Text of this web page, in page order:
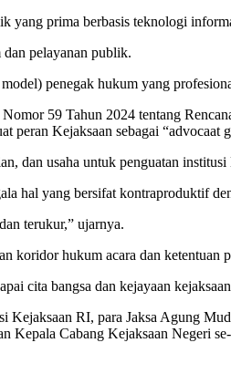
yang prima berbasis teknologi
pelayanan publik.
penegak hukum yang
59 Tahun 2024 tentang
peran Kejaksaan sebagai “advocaat
dan usaha untuk penguatan
hal yang bersifat kontraproduktif
terukur,” ujarnya.
koridor hukum acara dan ketentuan
cita bangsa dan kejayaan
Kejaksaan RI, para Jaksa Agung
Kepala Cabang Kejaksaan Negeri